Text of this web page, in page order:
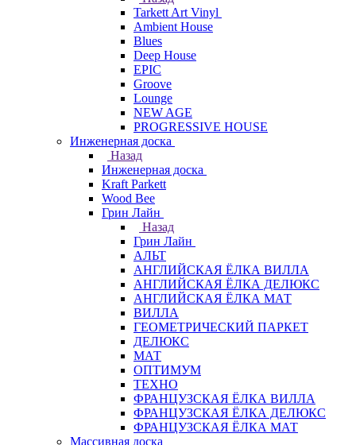
Tarkett Art Vinyl
Ambient House
Blues
Deep House
EPIC
Groove
Lounge
NEW AGE
PROGRESSIVE HOUSE
Инженерная доска
Назад
Инженерная доска
Kraft Parkett
Wood Bee
Грин Лайн
Назад
Грин Лайн
АЛЬТ
АНГЛИЙСКАЯ ЁЛКА ВИЛЛА
АНГЛИЙСКАЯ ЁЛКА ДЕЛЮКС
АНГЛИЙСКАЯ ЁЛКА МАТ
ВИЛЛА
ГЕОМЕТРИЧЕСКИЙ ПАРКЕТ
ДЕЛЮКС
МАТ
ОПТИМУМ
ТЕХНО
ФРАНЦУЗСКАЯ ЁЛКА ВИЛЛА
ФРАНЦУЗСКАЯ ЁЛКА ДЕЛЮКС
ФРАНЦУЗСКАЯ ЁЛКА МАТ
Массивная доска